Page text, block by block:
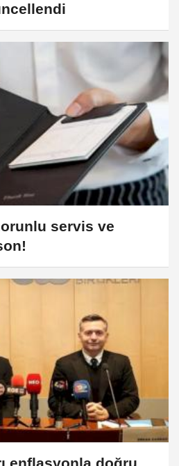
servis ve
enflasyonla doğru